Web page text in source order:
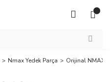
Nmax Yedek Parça Orijinal NMAX